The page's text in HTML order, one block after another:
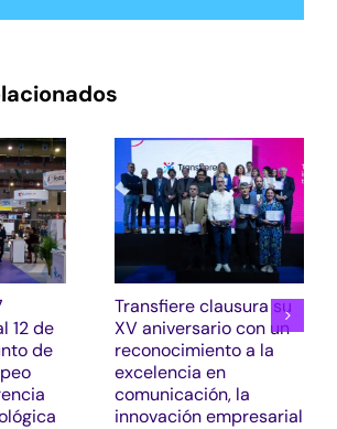
12 de
de
Transfiere clausura su
XV aniversario con un
reconocimiento a la
excelencia en
comunicación, la
innovación empresarial